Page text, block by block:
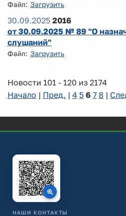
Файл: Загрузить
30.09.2025 2016
от 30.09.2025 № 89 "О
слушаний"
Файл: Загрузить
Новости 101 - 120 из 2174
Начало | Пред. | 4 5 6 7 8 |
НАШИ КОНТАКТЫ